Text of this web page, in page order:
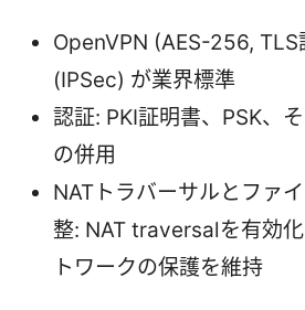
OpenVPN (AES-256, TLS
(IPSec) が業界標準
認証: PKI証明書、PSK、
の併用
NATトラバーサルとファ
整: NAT traversalを有効
トワークの保護を維持